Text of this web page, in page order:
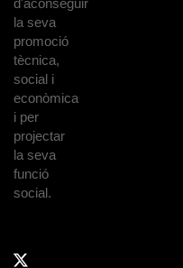
la seva
promoció
tècnica,
social i
econòmica
i per
projectar
la seva
funció
social.